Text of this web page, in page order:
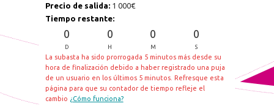
Precio de salida: 1 000€
Tiempo restante:
0
D
0
H
0
M
0
S
La subasta ha sido prorrogada 5 minutos más desde su
hora de finalización debido a haber registrado una puja
de un usuario en los últimos 5 minutos. Refresque esta
página para que su contador de tiempo refleje el
cambio ¿Cómo funciona?